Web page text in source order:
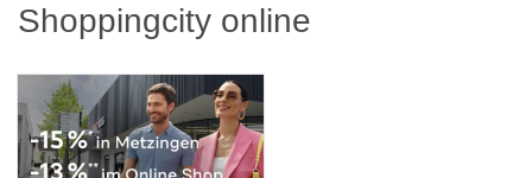
Shoppingcity online